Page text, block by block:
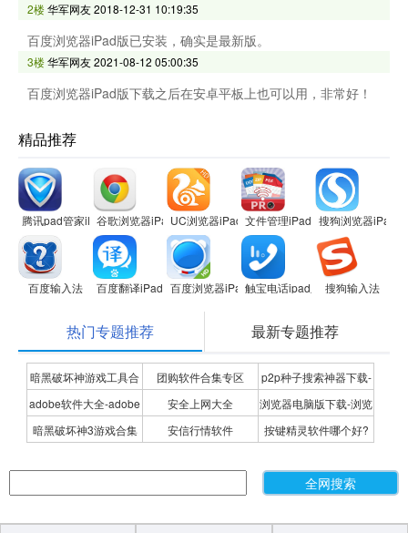
2楼华军网友2018-12-31 10:19:35
百度浏览器iPad版已安装，确实是最新版。
3楼华军网友2021-08-12 05:00:35
百度浏览器iPad版下载之后在安卓平板上也可以用，非常好！
精品推荐
腾讯pad管家iPad版谷歌浏览器iPad版UC浏览器iPad版文件管理iPad版搜狗浏览器iPad版
百度输入法 百度翻译iPad版百度浏览器iPad版触宝电话ipad版 搜狗输入法
热门专题推荐 最新专题推荐
暗黑破坏神游戏工具合
集
团购软件合集专区
p2p种子搜索神器下载-
P2P种子搜索神器专题
adobe软件大全-adobe
全系列软件下载-adobe
安全上网大全
浏览器电脑版下载-浏览
器下载合集
暗黑破坏神3游戏合集 安信行情软件
按键精灵软件哪个好?